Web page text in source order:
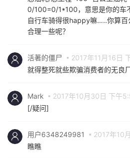
0/100=0/1*100，意思是你的车
自行车骑得很happy嘛…..你算百
合理一些呢？
活著的僵尸
2017年11月16日
就得整死就些欺骗消费者的无良厂
Mark
2017年10月30日 下午
[/疑问]
用户6348249981
2017年10
瞧瞧